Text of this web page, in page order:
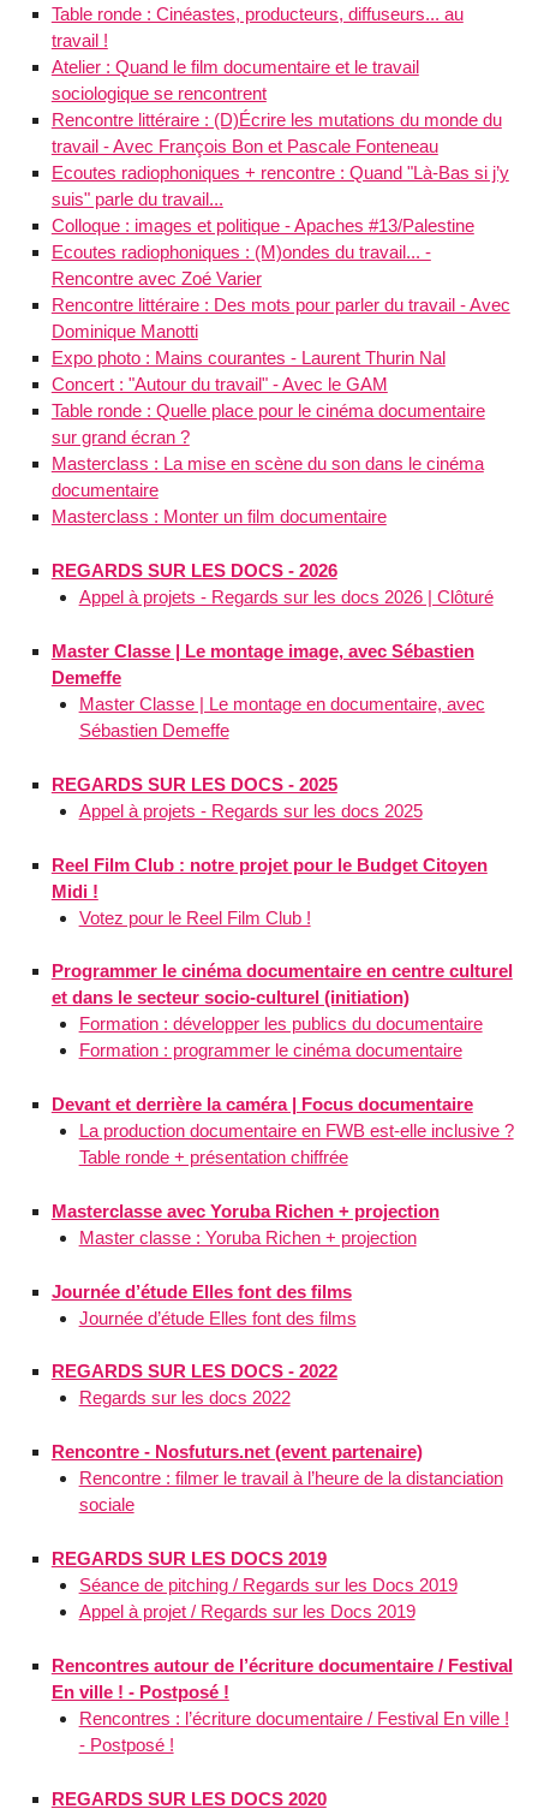
Table ronde : Cinéastes, producteurs, diffuseurs... au
travail !
Atelier : Quand le film documentaire et le travail
sociologique se rencontrent
Rencontre littéraire : (D)Écrire les mutations du monde du
travail - Avec François Bon et Pascale Fonteneau
Ecoutes radiophoniques + rencontre : Quand "Là-Bas si j’y
suis" parle du travail...
Colloque : images et politique - Apaches #13/Palestine
Ecoutes radiophoniques : (M)ondes du travail... -
Rencontre avec Zoé Varier
Rencontre littéraire : Des mots pour parler du travail - Avec
Dominique Manotti
Expo photo : Mains courantes - Laurent Thurin Nal
Concert : "Autour du travail" - Avec le GAM
Table ronde : Quelle place pour le cinéma documentaire
sur grand écran ?
Masterclass : La mise en scène du son dans le cinéma
documentaire
Masterclass : Monter un film documentaire
REGARDS SUR LES DOCS - 2026
Appel à projets - Regards sur les docs 2026 | Clôturé
Master Classe | Le montage image, avec Sébastien
Demeffe
Master Classe | Le montage en documentaire, avec
Sébastien Demeffe
REGARDS SUR LES DOCS - 2025
Appel à projets - Regards sur les docs 2025
Reel Film Club : notre projet pour le Budget Citoyen
Midi !
Votez pour le Reel Film Club !
Programmer le cinéma documentaire en centre culturel
et dans le secteur socio-culturel (initiation)
Formation : développer les publics du documentaire
Formation : programmer le cinéma documentaire
Devant et derrière la caméra | Focus documentaire
La production documentaire en FWB est-elle inclusive ?
Table ronde + présentation chiffrée
Masterclasse avec Yoruba Richen + projection
Master classe : Yoruba Richen + projection
Journée d’étude Elles font des films
Journée d’étude Elles font des films
REGARDS SUR LES DOCS - 2022
Regards sur les docs 2022
Rencontre - Nosfuturs.net (event partenaire)
Rencontre : filmer le travail à l’heure de la distanciation
sociale
REGARDS SUR LES DOCS 2019
Séance de pitching / Regards sur les Docs 2019
Appel à projet / Regards sur les Docs 2019
Rencontres autour de l’écriture documentaire / Festival
En ville ! - Postposé !
Rencontres : l’écriture documentaire / Festival En ville !
- Postposé !
REGARDS SUR LES DOCS 2020